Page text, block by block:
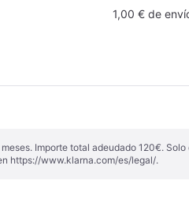
1,00 € de
Importe total adeudado 120€.
https://www.klarna.com/es/legal/.